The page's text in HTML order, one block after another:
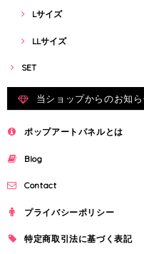
Lサイズ
LLサイズ
SET
当ショップからのお知
ポップアートパネルとは
Blog
Contact
プライバシーポリシー
特定商取引法に基づく表記